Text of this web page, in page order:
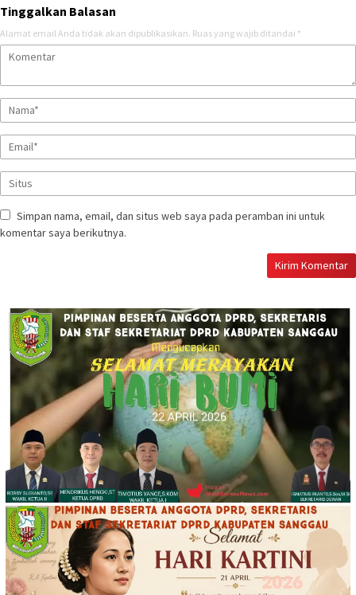
Tinggalkan Balasan
Alamat email Anda tidak akan dipublikasikan. Ruas yang wajib ditandai *
Simpan nama, email, dan situs web saya pada peramban ini untuk
komentar saya berikutnya.